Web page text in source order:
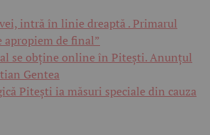
intră în linie dreaptă . Primarul
de final”
se obține online în Pitești. Anunțul
Gentea
Pitești ia măsuri speciale din cauza